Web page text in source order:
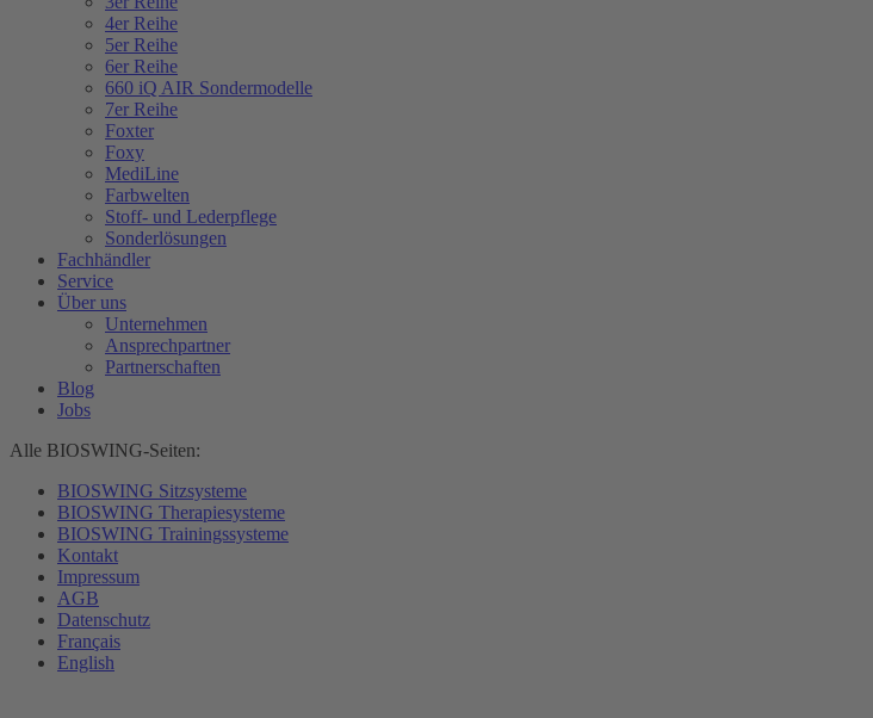
4er Reihe
5er Reihe
6er Reihe
660 iQ AIR Sondermodelle
7er Reihe
Foxter
Foxy
MediLine
Farbwelten
Stoff- und Lederpflege
Sonderlösungen
Fachhändler
Service
Über uns
Unternehmen
Ansprechpartner
Partnerschaften
Blog
Jobs
Alle BIOSWING-Seiten:
BIOSWING Sitzsysteme
BIOSWING Therapiesysteme
BIOSWING Trainingssysteme
Kontakt
Impressum
AGB
Datenschutz
Français
English